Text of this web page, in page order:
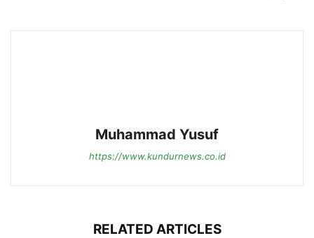
Muhammad Yusuf
https://www.kundurnews.co.id
RELATED ARTICLES